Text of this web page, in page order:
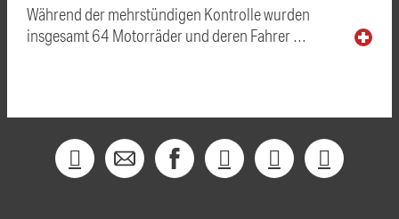
Während der mehrstündigen Kontrolle wurden
insgesamt 64 Motorräder und deren Fahrer …